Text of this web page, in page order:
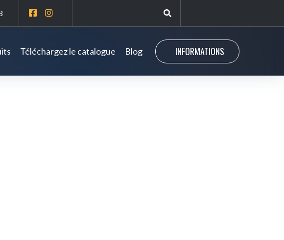
Téléchargez le catalogue Blog INFORMATIONS